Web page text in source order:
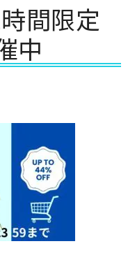
間限定
中